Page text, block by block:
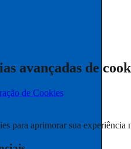
avançadas de
de Cookies
para aprimorar sua